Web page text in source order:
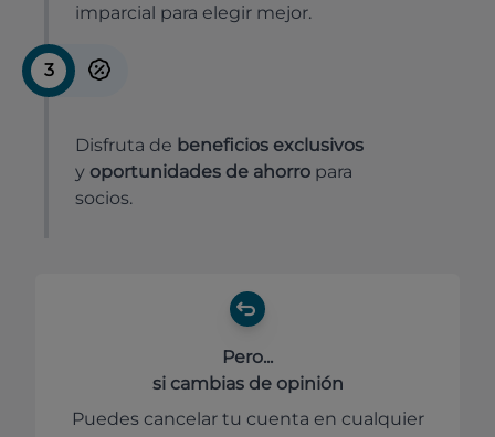
imparcial para elegir mejor.
3
Disfruta de beneficios exclusivos
y oportunidades de ahorro para
socios.
Pero...
si cambias de opinión
Puedes cancelar tu cuenta en cualquier